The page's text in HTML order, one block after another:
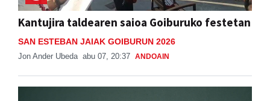
Kantujira taldearen saioa Goiburuko festetan
SAN ESTEBAN JAIAK GOIBURUN 2026
Jon Ander Ubeda abu 07, 20:37 ANDOAIN